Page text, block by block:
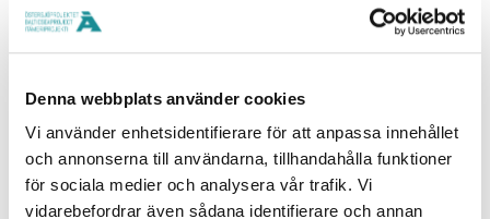
Denna webbplats använder cookies
Vi använder enhetsidentifierare för att anpassa innehållet
och annonserna till användarna, tillhandahålla funktioner
för sociala medier och analysera vår trafik. Vi
vidarebefordrar även sådana identifierare och annan
Innovationer för att rädda Östersjön
Marko Kärkkäinen, kommerssiell direktör, Clewat
Vänligen notera att webbinariet är på finska.
Registrera dig för webbseminariet här